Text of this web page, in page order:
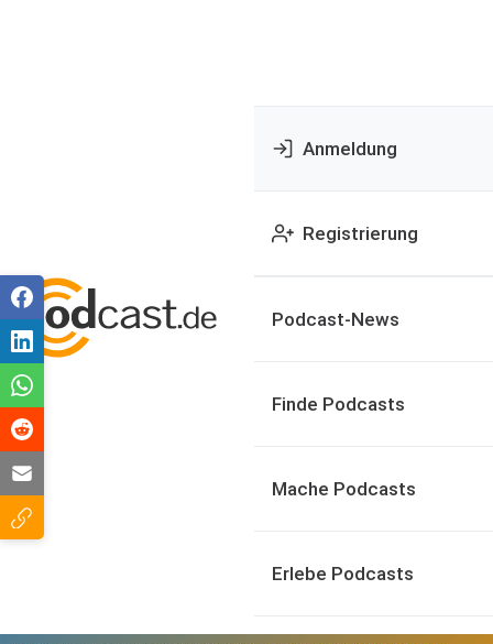
Anmeldung
Registrierung
Podcast-News
Finde Podcasts
Mache Podcasts
Erlebe Podcasts